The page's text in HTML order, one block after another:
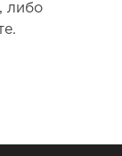
либо